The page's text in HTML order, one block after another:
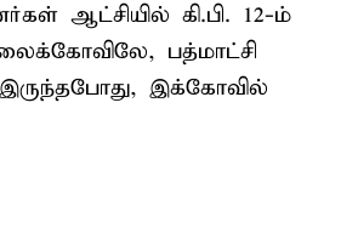
ஆட்சியில் கி.பி. 12-ம்
பத்மாட்சி
இக்கோவில்